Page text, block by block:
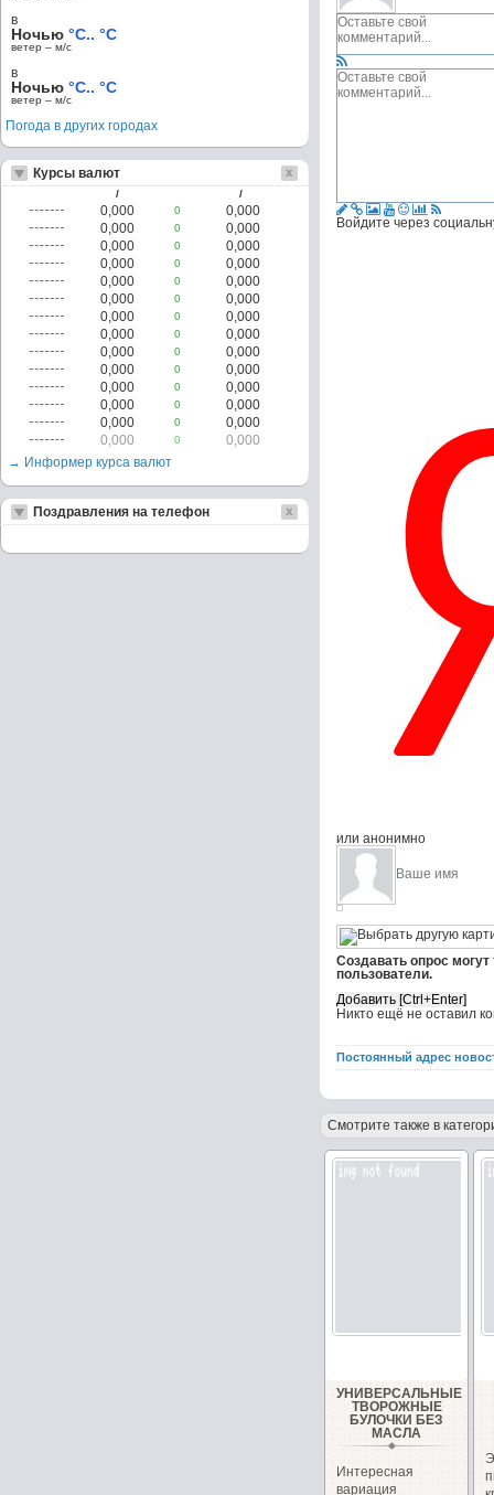
Войдите через
или анонимно
Создавать опрос
пользователи.
Никто ещё не оставил
Постоянный адрес
Смотрите также в
УНИВЕРСАЛЬНЫЕ
ТВОРОЖНЫЕ
БУЛОЧКИ БЕЗ
МАСЛА
Интересная
вариация
в
Ночью °C.. °C
ветер – м/c
в
Ночью °C.. °C
ветер – м/c
Погода в других городах
Курсы валют
/ /
0,000 0
0,000
0,000
0
0,000
0,000
0
0,000
0,000
0
0,000
0,000
0
0,000
0,000
0
0,000
0,000
0
0,000
0,000
0
0,000
0,000
0
0,000
0,000
0
0,000
0,000
0
0,000
0,000
0
0,000
0,000
0
0,000
0,000
0
0,000
→ Информер курса валют
Поздравления на телефон